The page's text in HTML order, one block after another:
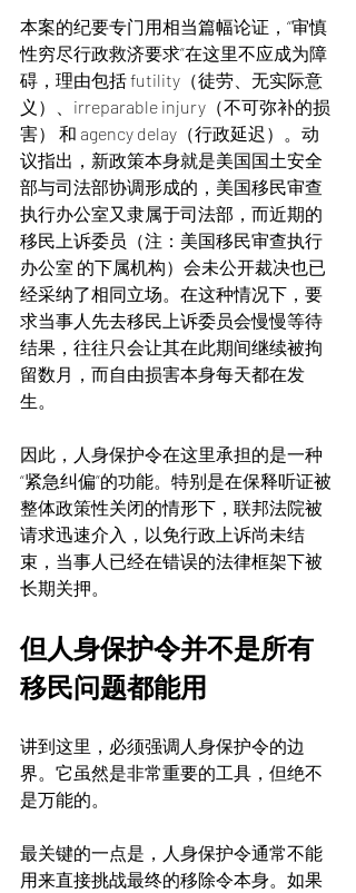
本案的纪要专门用相当篇幅论证，“审慎
性穷尽行政救济要求”在这里不应成为障
碍，理由包括 futility（徒劳、无实际意
义）、irreparable injury（不可弥补的损
害） 和 agency delay（行政延迟）。动
议指出，新政策本身就是美国国土安全
部与司法部协调形成的，美国移民审查
执行办公室又隶属于司法部，而近期的
移民上诉委员（注：美国移民审查执行
办公室 的下属机构）会未公开裁决也已
经采纳了相同立场。在这种情况下，要
求当事人先去移民上诉委员会慢慢等待
结果，往往只会让其在此期间继续被拘
留数月，而自由损害本身每天都在发
生。
因此，人身保护令在这里承担的是一种
“紧急纠偏”的功能。特别是在保释听证被
整体政策性关闭的情形下，联邦法院被
请求迅速介入，以免行政上诉尚未结
束，当事人已经在错误的法律框架下被
长期关押。
但人身保护令并不是所有
移民问题都能用
讲到这里，必须强调人身保护令的边
界。它虽然是非常重要的工具，但绝不
是万能的。
最关键的一点是，人身保护令通常不能
用来直接挑战最终的移除令本身。如果